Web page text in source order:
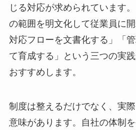
じる対応が求められています
の範囲を明文化して従業員に
対応フローを文書化する」「
て育成する」という三つの実
おすすめします。
制度は整えるだけでなく、実
意味があります。自社の体制